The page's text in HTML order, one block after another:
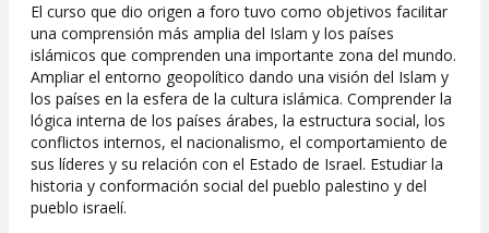
El curso que dio origen a foro tuvo como objetivos facilitar
una comprensión más amplia del Islam y los países
islámicos que comprenden una importante zona del mundo.
Ampliar el entorno geopolítico dando una visión del Islam y
los países en la esfera de la cultura islámica. Comprender la
lógica interna de los países árabes, la estructura social, los
conflictos internos, el nacionalismo, el comportamiento de
sus líderes y su relación con el Estado de Israel. Estudiar la
historia y conformación social del pueblo palestino y del
pueblo israelí.